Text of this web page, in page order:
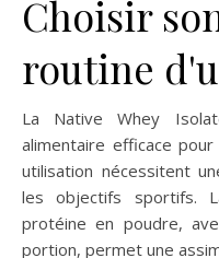
Choisir
routine
La Native Whey
alimentaire efficace
utilisation nécessitent
les objectifs sportifs.
protéine en poudre,
portion, permet une